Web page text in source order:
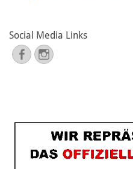
Social Media Links
FacebookInstagram